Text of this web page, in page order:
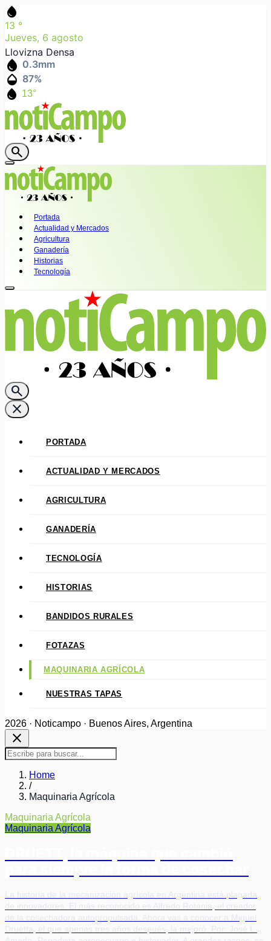
water_drop
13 °
Jueves, 6 agosto
Llovizna Densa
water_drop 0.3mm
humidity_mid 87%
water_drop 13°
search
Portada
Actualidad y Mercados
Agricultura
Ganadería
Historias
Tecnología
search
close
PORTADA
ACTUALIDAD Y MERCADOS
AGRICULTURA
GANADERÍA
TECNOLOGÍA
HISTORIAS
BANDIDOS RURALES
FOTAZAS
MAQUINARIA AGRÍCOLA
NUESTRAS TAPAS
2026 · Noticampo · Buenos Aires, Argentina
close
Home
/
Maquinaria Agrícola
Maquinaria Agrícola
Maquinaria Agrícola